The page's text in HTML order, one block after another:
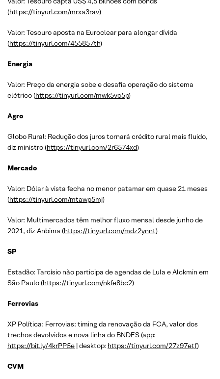
(https://tinyurl.com/mrxa3rav)
Valor: Tesouro aposta na Euroclear para alongar dívida
(https://tinyurl.com/455857th)
Energia
Valor: Preço da energia sobe e desafia operação do sistema
elétrico (https://tinyurl.com/mwk5vc5p)
Agro
Globo Rural: Redução dos juros tornará crédito rural mais fluido,
diz ministro (https://tinyurl.com/2r6574xd)
Mercado
Valor: Dólar à vista fecha no menor patamar em quase 21 meses
(https://tinyurl.com/mtawp5mj)
Valor: Multimercados têm melhor fluxo mensal desde junho de
2021, diz Anbima (https://tinyurl.com/mdz2ynnt)
SP
Estadão: Tarcísio não participa de agendas de Lula e Alckmin em
São Paulo (https://tinyurl.com/nkfe8bc2)
Ferrovias
XP Política: Ferrovias: timing da renovação da FCA, valor dos
trechos devolvidos e nova linha do BNDES (app:
https://bit.ly/4krPP5e | desktop: https://tinyurl.com/27z97etf)
CVM